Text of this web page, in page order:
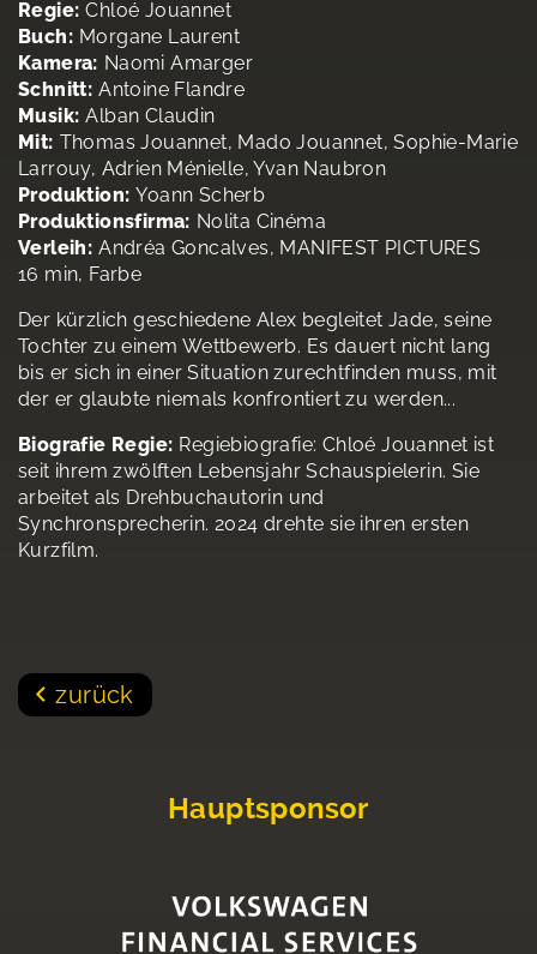
Regie: Chloé Jouannet
Buch: Morgane Laurent
Kamera: Naomi Amarger
Schnitt: Antoine Flandre
Musik: Alban Claudin
Mit: Thomas Jouannet, Mado Jouannet, Sophie-Marie
Larrouy, Adrien Ménielle, Yvan Naubron
Produktion: Yoann Scherb
Produktionsfirma: Nolita Cinéma
Verleih: Andréa Goncalves, MANIFEST PICTURES
16 min, Farbe
Der kürzlich geschiedene Alex begleitet Jade, seine
Tochter zu einem Wettbewerb. Es dauert nicht lang
bis er sich in einer Situation zurechtfinden muss, mit
der er glaubte niemals konfrontiert zu werden...
Biografie Regie: Regiebiografie: Chloé Jouannet ist
seit ihrem zwölften Lebensjahr Schauspielerin. Sie
arbeitet als Drehbuchautorin und
Synchronsprecherin. 2024 drehte sie ihren ersten
Kurzfilm.
zurück
Hauptsponsor